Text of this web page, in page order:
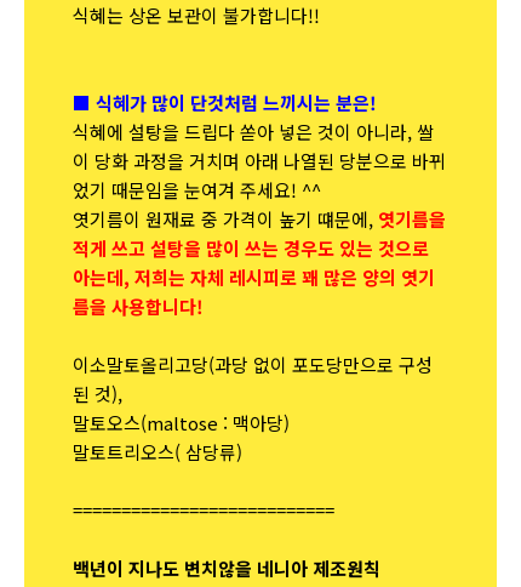
식혜는 상온 보관이 불가합니다!!
■ 식혜가 많이 단것처럼 느끼시는 분은!
식혜에 설탕을 드립다 쏟아 넣은 것이 아니라, 쌀
이 당화 과정을 거치며 아래 나열된 당분으로 바뀌
었기 때문임을 눈여겨 주세요! ^^
엿기름이 원재료 중 가격이 높기 떄문에, 엿기름을
적게 쓰고 설탕을 많이 쓰는 경우도 있는 것으로
아는데, 저희는 자체 레시피로 꽤 많은 양의 엿기
름을 사용합니다!
이소말토올리고당(과당 없이 포도당만으로 구성
된 것),
말토오스(maltose : 맥아당)
말토트리오스( 삼당류)
===========================
백년이 지나도 변치않을 네니아 제조원칙